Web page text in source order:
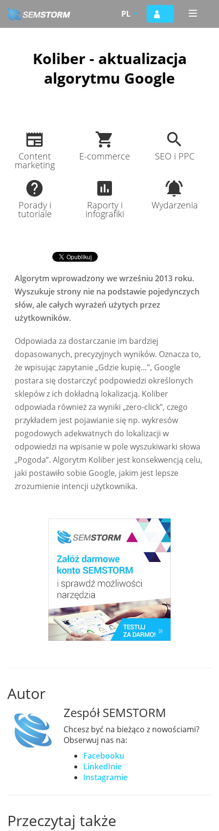
Przejdź
do
treści
Toggle
PL
Content
marketing
E-commerce SEO i PPC
Porady i
tutoriale
Raporty i
infografiki
Wydarzenia
Koliber - aktualizacja
algorytmu Google
Algorytm wprowadzony we wrześniu 2013 roku.
Wyszukuje strony nie na podstawie pojedynczych
słów, ale całych wyrażeń użytych przez
użytkowników.
Odpowiada za dostarczanie im bardziej
dopasowanych, precyzyjnych wyników. Oznacza to,
że wpisując zapytanie „Gdzie kupię…”, Google
postara się dostarczyć podpowiedzi określonych
sklepów z ich dokładną lokalizacją. Koliber
odpowiada również za wyniki „zero-click”, czego
przykładem jest pojawianie się np. wykresów
pogodowych adekwatnych do lokalizacji w
odpowiedzi na wpisanie w pole wyszukiwarki słowa
„Pogoda”. Algorytm Koliber jest konsekwencją celu,
jaki postawiło sobie Google, jakim jest lepsze
zrozumienie intencji użytkownika.
Autor
Zespół SEMSTORM
Chcesz być na bieżąco z nowościami?
Obserwuj nas na:
Facebooku
LinkedInie
Instagramie
Przeczytaj także